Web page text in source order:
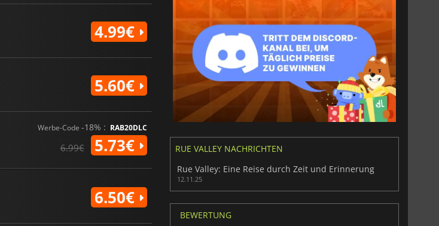
4.99€
5.60€
Werbe-Code -18% : RAB20DLC
6.99€ 5.73€
6.50€
RUE VALLEY NACHRICHTEN
Rue Valley: Eine Reise durch Zeit und Erinnerung
12.11.25
BEWERTUNG